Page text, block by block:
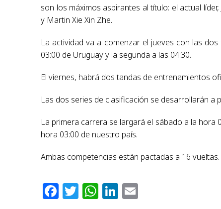
son los máximos aspirantes al título: el actual
y Martin Xie Xin Zhe.
La actividad va a comenzar el jueves con las
03:00 de Uruguay y la segunda a las 04:30.
El viernes, habrá dos tandas de entrenamientos
Las dos series de clasificación se desarrollarán a
La primera carrera se largará el sábado a la hora
hora 03:00 de nuestro país.
Ambas competencias están pactadas a 16 vueltas.
Facebook
Twitter
WhatsApp
LinkedIn